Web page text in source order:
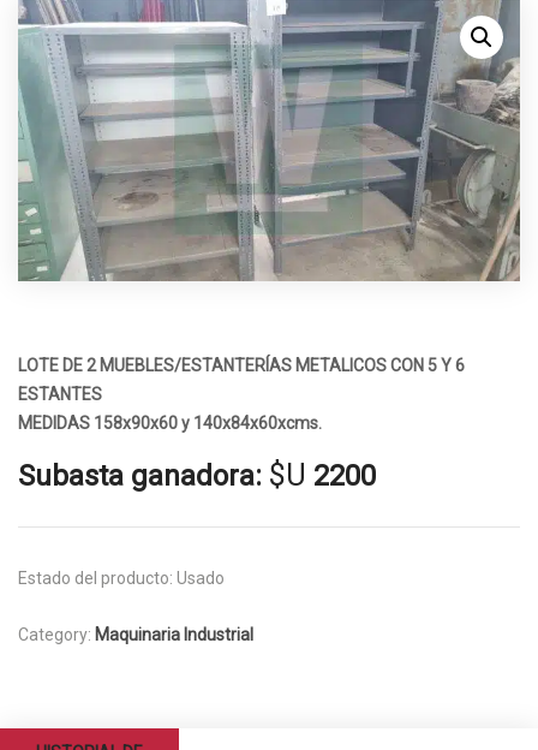
LOTE DE 2 MUEBLES/ESTANTERÍAS METALICOS CON 5 Y 6
ESTANTES
MEDIDAS 158x90x60 y 140x84x60xcms.
Subasta ganadora: $U 2200
Estado del producto: Usado
Category: Maquinaria Industrial